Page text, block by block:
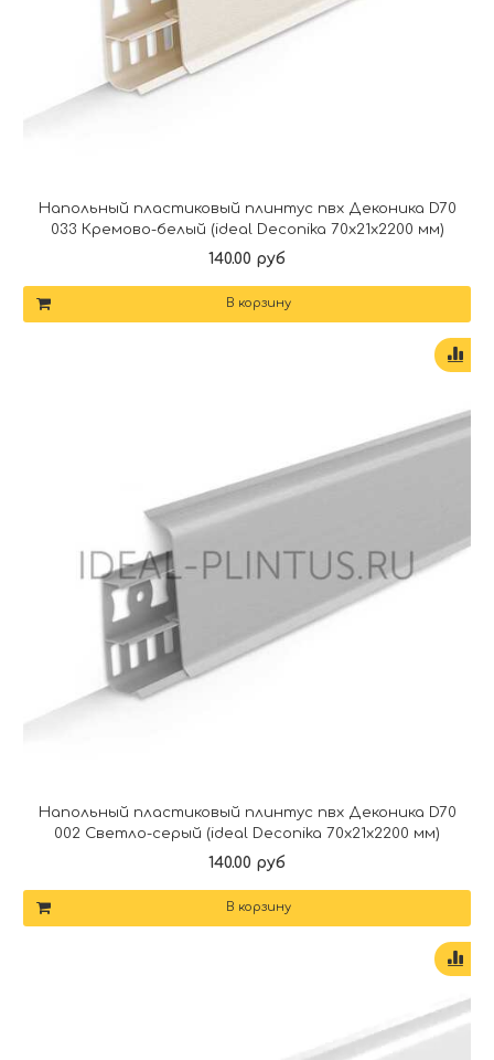
Напольный пластиковый плинтус пвх Деконика D70
033 Кремово-белый (ideal Deconika 70х21х2200 мм)
140.00 руб
В корзину
Напольный пластиковый плинтус пвх Деконика D70
002 Светло-серый (ideal Deconika 70х21х2200 мм)
140.00 руб
В корзину